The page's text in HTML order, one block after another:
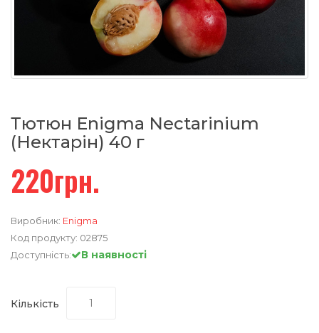
Тютюн Enigma Nectarinium
(Нектарін) 40 г
220грн.
Виробник: Enigma
Код продукту: 02875
Доступність:
В наявності
Кількість